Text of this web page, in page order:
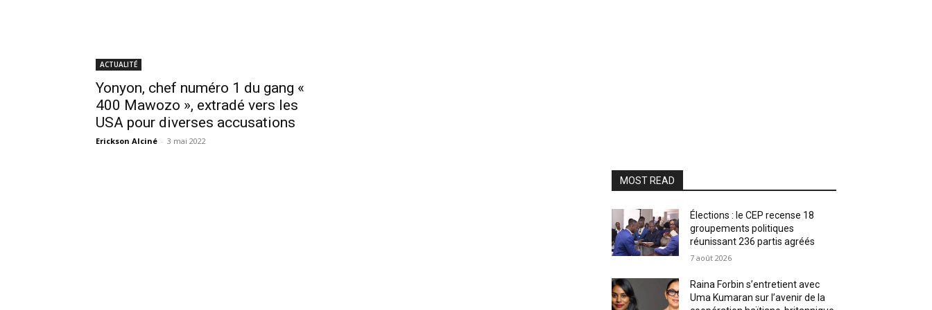
ACTUALITÉ
Yonyon, chef numéro 1 du gang «
400 Mawozo », extradé vers les
USA pour diverses accusations
Erickson Alciné - 3 mai 2022
MOST READ
Élections : le CEP recense 18
groupements politiques
réunissant 236 partis agréés
7 août 2026
Raina Forbin s’entretient avec
Uma Kumaran sur l’avenir de la